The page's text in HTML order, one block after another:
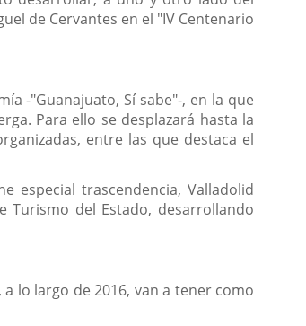
de Cervantes en el "IV Centenario
-"Guanajuato, Sí sabe"-, en la que
Para ello se desplazará hasta la
entre las que destaca el
especial trascendencia, Valladolid
Turismo del Estado, desarrollando
lo largo de 2016, van a tener como